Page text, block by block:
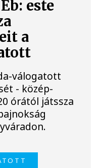
este
a
válogatott
- közép-
órától játssza